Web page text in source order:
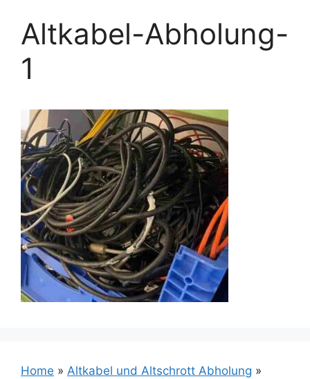
Altkabel-Abholung-
1
Home » Altkabel und Altschrott Abholung »